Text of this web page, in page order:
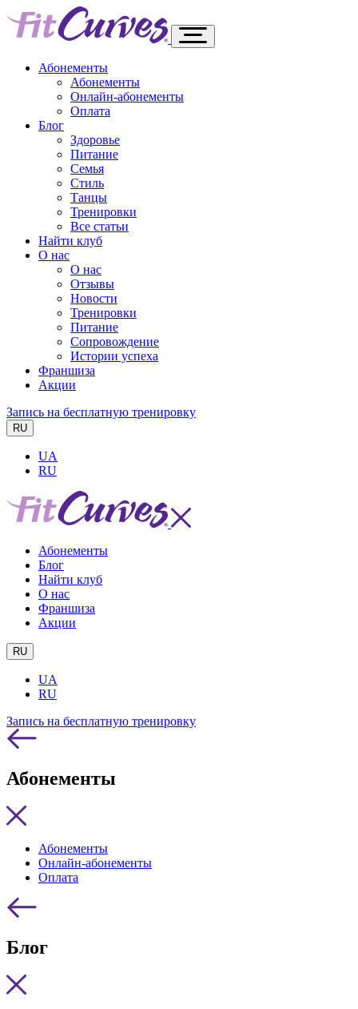
Абонементы
Абонементы
Онлайн-абонементы
Оплата
Блог
Здоровье
Питание
Семья
Стиль
Танцы
Тренировки
Все статьи
Найти клуб
О нас
О нас
Отзывы
Новости
Тренировки
Питание
Сопровождение
Истории успеха
Франшиза
Акции
Запись на бесплатную тренировку
RU
UA
RU
Абонементы
Блог
Найти клуб
О нас
Франшиза
Акции
RU
UA
RU
Запись на бесплатную тренировку
Абонементы
Абонементы
Онлайн-абонементы
Оплата
Блог